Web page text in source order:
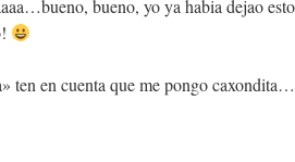
bueno, yo ya habia dejao
ten en cuenta que me pongo